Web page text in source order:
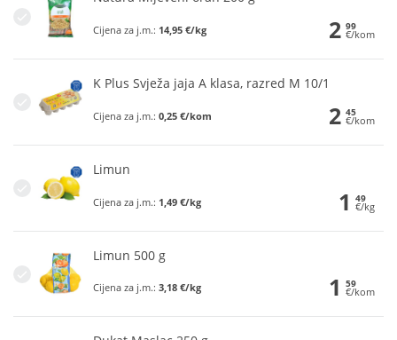
Cijena za j.m.: 14,95 €/kg 2 99
€/kom
K Plus Svježa jaja A klasa, razred M 10/1
Cijena za j.m.: 0,25 €/kom 2 45
€/kom
Limun
Cijena za j.m.: 1,49 €/kg 1 49
€/kg
Limun 500 g
Cijena za j.m.: 3,18 €/kg 1 59
€/kom